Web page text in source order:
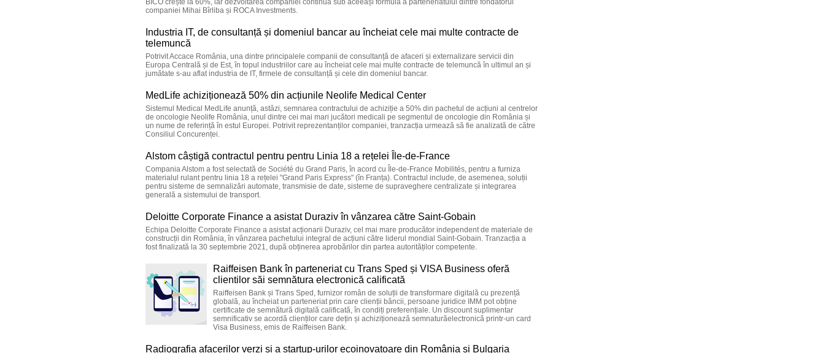
BICO crește la 60%, iar dezvoltarea companiei continua sub aceeași formulă a parteneriatului dintre fondatorul
companiei Mihai Bîrliba și ROCA Investments.
Industria IT, de consultanță și domeniul bancar au încheiat cele mai multe contracte de
telemuncă
Potrivit Accace România, una dintre principalele companii de consultanță de afaceri și externalizare servicii din
Europa Centrală și de Est, în topul industriilor care au încheiat cele mai multe contracte de telemuncă în ultimul an și
jumătate s-au aflat industria de IT, firmele de consultanță și cele din domeniul bancar.
MedLife achiziționează 50% din acțiunile Neolife Medical Center
Sistemul Medical MedLife anunță, astăzi, semnarea contractului de achiziție a 50% din pachetul de acțiuni al centrelor
de oncologie Neolife România, unul dintre cei mai mari jucători medicali pe segmentul de oncologie din România și
un nume de referință în estul Europei. Potrivit reprezentanților companiei, tranzacția urmează să fie analizată de către
Consiliul Concurenței.
Alstom câștigă contractul pentru pentru Linia 18 a rețelei Île-de-France
Compania Alstom a fost selectată de Société du Grand Paris, în acord cu Île-de-France Mobilités, pentru a furniza
materialul rulant pentru linia 18 a rețelei "Grand Paris Express" (în Franța). Contractul include, de asemenea, soluții
pentru sisteme de semnalizări automate, transmisie de date, sisteme de supraveghere centralizate și integrarea
generală a sistemului de transport.
Deloitte Corporate Finance a asistat Duraziv în vânzarea către Saint-Gobain
Echipa Deloitte Corporate Finance a asistat acționarii Duraziv, cel mai mare producător independent de materiale de
construcții din România, în vânzarea pachetului integral de acțiuni către liderul mondial Saint-Gobain. Tranzacția a
fost finalizată la 30 septembrie 2021, după obținerea aprobărilor din partea autorităților competente.
Raiffeisen Bank în parteneriat cu Trans Sped și VISA Business oferă
clientilor săi semnătura electronică calificată
Raiffeisen Bank și Trans Sped, furnizor român de soluții de transformare digitală cu prezență
globală, au încheiat un parteneriat prin care clienții băncii, persoane juridice IMM pot obține
certificate de semnătură digitală calificată, în condiți preferențiale. Un discount suplimentar
semnificativ se acordă clienților care dețin și achiziționează semnaturăelectronică printr-un card
Visa Business, emis de Raiffeisen Bank.
Radiografia afacerilor verzi și a startup-urilor ecoinovatoare din România și Bulgaria